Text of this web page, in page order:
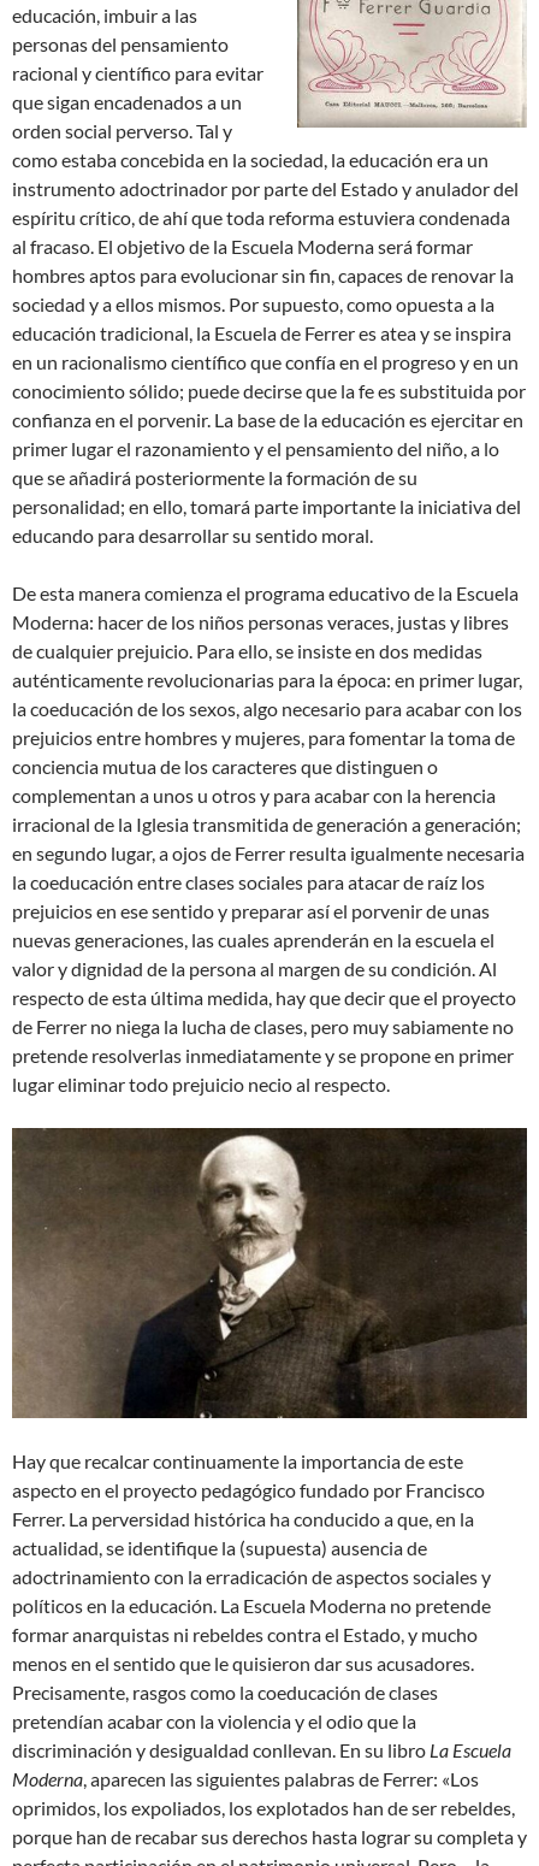
educación, imbuir a las
personas del pensamiento
racional y científico para evitar
que sigan encadenados a un
orden social perverso. Tal y
como estaba concebida en la sociedad, la educación era un
instrumento adoctrinador por parte del Estado y anulador del
espíritu crítico, de ahí que toda reforma estuviera condenada
al fracaso. El objetivo de la Escuela Moderna será formar
hombres aptos para evolucionar sin fin, capaces de renovar la
sociedad y a ellos mismos. Por supuesto, como opuesta a la
educación tradicional, la Escuela de Ferrer es atea y se inspira
en un racionalismo científico que confía en el progreso y en un
conocimiento sólido; puede decirse que la fe es substituida por
confianza en el porvenir. La base de la educación es ejercitar en
primer lugar el razonamiento y el pensamiento del niño, a lo
que se añadirá posteriormente la formación de su
personalidad; en ello, tomará parte importante la iniciativa del
educando para desarrollar su sentido moral.
De esta manera comienza el programa educativo de la Escuela
Moderna: hacer de los niños personas veraces, justas y libres
de cualquier prejuicio. Para ello, se insiste en dos medidas
auténticamente revolucionarias para la época: en primer lugar,
la coeducación de los sexos, algo necesario para acabar con los
prejuicios entre hombres y mujeres, para fomentar la toma de
conciencia mutua de los caracteres que distinguen o
complementan a unos u otros y para acabar con la herencia
irracional de la Iglesia transmitida de generación a generación;
en segundo lugar, a ojos de Ferrer resulta igualmente necesaria
la coeducación entre clases sociales para atacar de raíz los
prejuicios en ese sentido y preparar así el porvenir de unas
nuevas generaciones, las cuales aprenderán en la escuela el
valor y dignidad de la persona al margen de su condición. Al
respecto de esta última medida, hay que decir que el proyecto
de Ferrer no niega la lucha de clases, pero muy sabiamente no
pretende resolverlas inmediatamente y se propone en primer
lugar eliminar todo prejuicio necio al respecto.
Hay que recalcar continuamente la importancia de este
aspecto en el proyecto pedagógico fundado por Francisco
Ferrer. La perversidad histórica ha conducido a que, en la
actualidad, se identifique la (supuesta) ausencia de
adoctrinamiento con la erradicación de aspectos sociales y
políticos en la educación. La Escuela Moderna no pretende
formar anarquistas ni rebeldes contra el Estado, y mucho
menos en el sentido que le quisieron dar sus acusadores.
Precisamente, rasgos como la coeducación de clases
pretendían acabar con la violencia y el odio que la
discriminación y desigualdad conllevan. En su libro La Escuela
Moderna, aparecen las siguientes palabras de Ferrer: «Los
oprimidos, los expoliados, los explotados han de ser rebeldes,
porque han de recabar sus derechos hasta lograr su completa y